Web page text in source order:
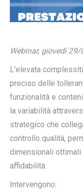
Webinar, giovedì
L’elevata
preciso delle
funzionalità e
la variabilità
strategico che
controllo qualità,
dimensionali
affidabilità.
Intervengono: